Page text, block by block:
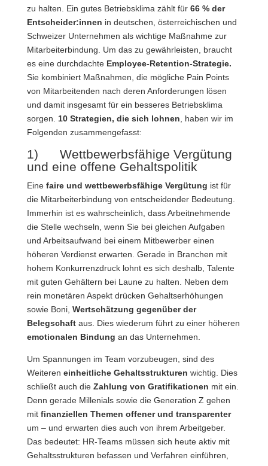
zu halten. Ein gutes Betriebsklima zählt für66 % der
Entscheider:innen in deutschen, österreichischen und
Schweizer Unternehmen als wichtige Maßnahme zur
Mitarbeiterbindung. Um das zu gewährleisten, braucht
es eine durchdachteEmployee-Retention-Strategie.
Sie kombiniert Maßnahmen, die mögliche Pain Points
von Mitarbeitenden nach deren Anforderungen lösen
und damit insgesamt für ein besseres Betriebsklima
sorgen. 10 Strategien, die sich lohnen , haben wir im
Folgenden zusammengefasst:
1) Wettbewerbsfähige Vergütung
und eine offene Gehaltspolitik
Einefaire und wettbewerbsfähige Vergütung ist für
die Mitarbeiterbindung von entscheidender Bedeutung.
Immerhin ist es wahrscheinlich, dass Arbeitnehmende
die Stelle wechseln, wenn Sie bei gleichen Aufgaben
und Arbeitsaufwand bei einem Mitbewerber einen
höheren Verdienst erwarten. Gerade in Branchen mit
hohem Konkurrenzdruck lohnt es sich deshalb, Talente
mit guten Gehältern bei Laune zu halten. Neben dem
rein monetären Aspekt drücken Gehaltserhöhungen
sowie Boni, Wertschätzung gegenüber der
Belegschaft aus. Dies wiederum führt zu einer höheren
emotionalen Bindung an das Unternehmen.
Um Spannungen im Team vorzubeugen, sind des
Weiteren einheitliche Gehaltsstrukturen wichtig. Dies
schließt auch die Zahlung von Gratifikationen mit ein.
Denn gerade Millenials sowie die Generation Z gehen
mit finanziellen Themen offener und transparenter
um – und erwarten dies auch von ihrem Arbeitgeber.
Das bedeutet: HR-Teams müssen sich heute aktiv mit
Gehaltsstrukturen befassen und Verfahren einführen,